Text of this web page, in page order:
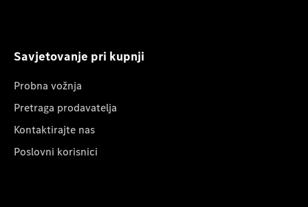
Savjetovanje pri kupnji
Probna vožnja
Pretraga prodavatelja
Kontaktirajte nas
Poslovni korisnici